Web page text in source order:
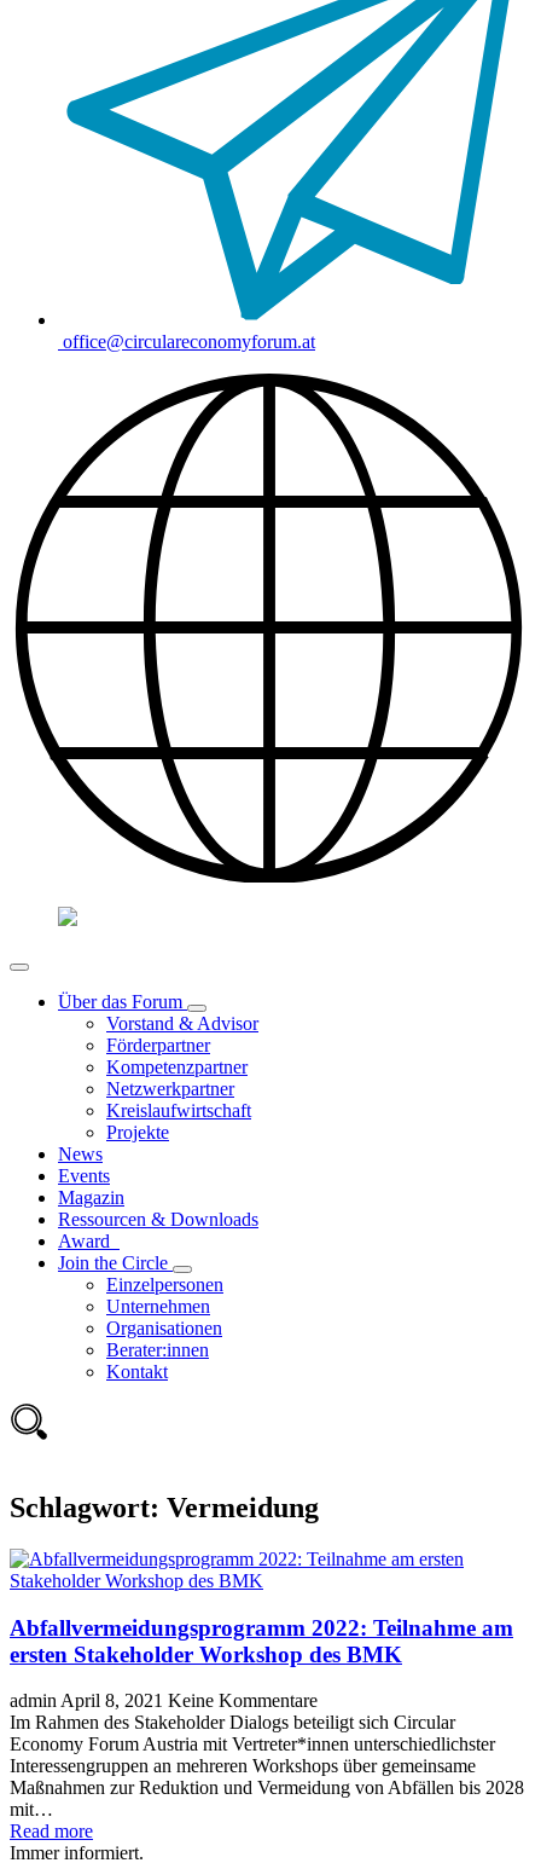
office@circulareconomyforum.at
Über das Forum
Vorstand & Advisor
Förderpartner
Kompetenzpartner
Netzwerkpartner
Kreislaufwirtschaft
Projekte
News
Events
Magazin
Ressourcen & Downloads
Award
Join the Circle
Einzelpersonen
Unternehmen
Organisationen
Berater:innen
Kontakt
Schlagwort: Vermeidung
Abfallvermeidungsprogramm 2022: Teilnahme am
ersten Stakeholder Workshop des BMK
adminApril 8, 2021 Keine Kommentare
Im Rahmen des Stakeholder Dialogs beteiligt sich Circular
Economy Forum Austria mit Vertreter*innen unterschiedlichster
Interessengruppen an mehreren Workshops über gemeinsame
Maßnahmen zur Reduktion und Vermeidung von Abfällen bis 2028
mit…
Read more
Immer informiert.